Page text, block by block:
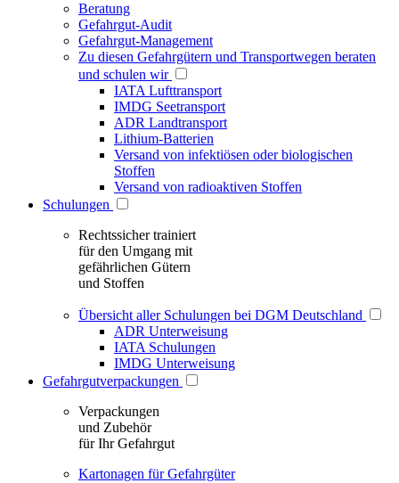
Beratung
Gefahrgut-Audit
Gefahrgut-Management
Zu diesen Gefahrgütern und Transportwegen beraten
und schulen wir
IATA Lufttransport
IMDG Seetransport
ADR Landtransport
Lithium-Batterien
Versand von infektiösen oder biologischen
Stoffen
Versand von radioaktiven Stoffen
Schulungen
Rechtssicher trainiert
für den Umgang mit
gefährlichen Gütern
und Stoffen
Übersicht aller Schulungen bei DGM Deutschland
ADR Unterweisung
IATA Schulungen
IMDG Unterweisung
Gefahrgutverpackungen
Verpackungen
und Zubehör
für Ihr Gefahrgut
Kartonagen für Gefahrgüter